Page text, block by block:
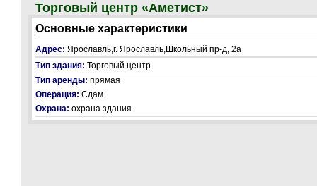
Торговый центр «Аметист»
Основные характеристики
Адрес: Ярославль,г. Ярославль,Школьный пр-д, 2а
Тип здания: Торговый центр
Тип аренды: прямая
Операция: Сдам
Охрана: охрана здания